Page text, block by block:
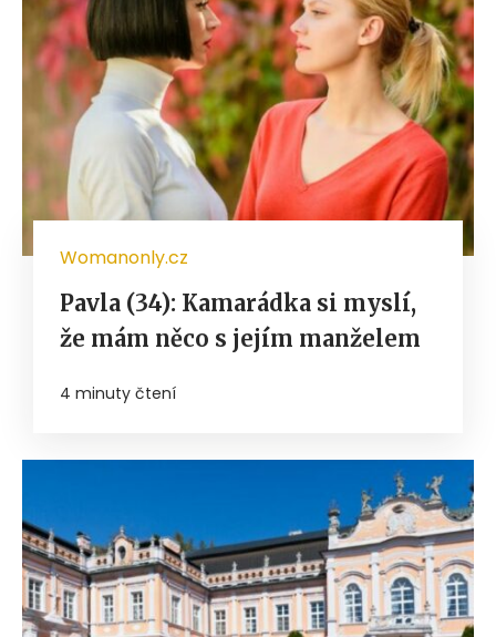
Womanonly.cz
Pavla (34): Kamarádka si myslí,
že mám něco s jejím manželem
4 minuty čtení